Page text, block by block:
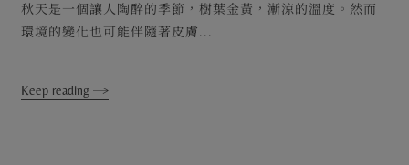
秋天是一個讓人陶醉的季節，樹葉金黃，漸涼的溫度。然而
環境的變化也可能伴隨著皮膚...
Keep reading